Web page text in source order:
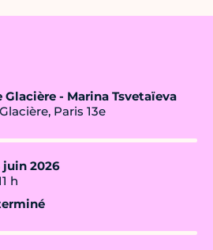
- Marina Tsvetaïeva
Paris 13e
juin 2026
h